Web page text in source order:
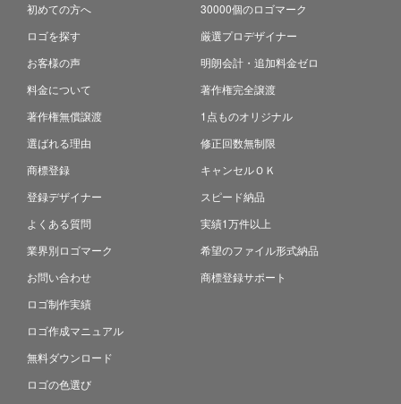
初めての方へ
ロゴを探す
お客様の声
料金について
著作権無償譲渡
選ばれる理由
商標登録
登録デザイナー
よくある質問
業界別ロゴマーク
お問い合わせ
ロゴ制作実績
ロゴ作成マニュアル
無料ダウンロード
ロゴの色選び
30000個のロゴマーク
厳選プロデザイナー
明朗会計・追加料金ゼロ
著作権完全譲渡
1点ものオリジナル
修正回数無制限
キャンセルＯＫ
スピード納品
実績1万件以上
希望のファイル形式納品
商標登録サポート